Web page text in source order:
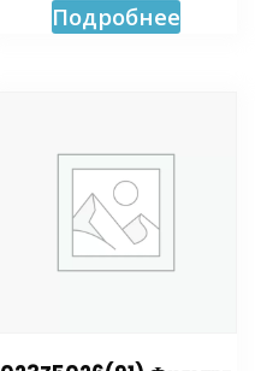
Подробнее